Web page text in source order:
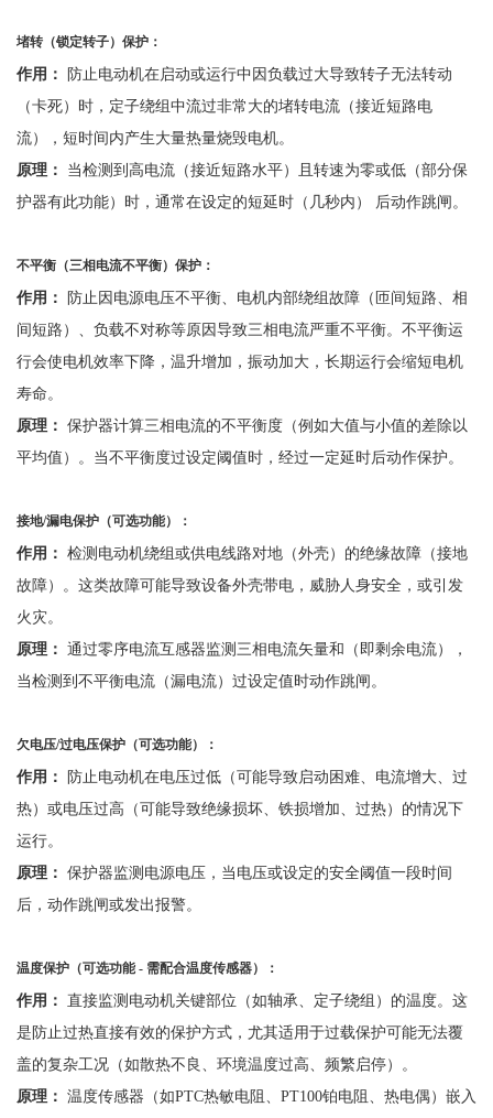
堵转（锁定转子）保护：
作用：
防止电动机在启动或运行中因负载过大导致转子无法转动
（卡死）时，定子绕组中流过非常大的堵转电流（接近短路电
流），短时间内产生大量热量烧毁电机。
原理：
当检测到高电流（接近短路水平）且转速为零或低（部分保
护器有此功能）时，通常在设定的短延时（几秒内）
后动作跳闸。
不平衡（三相电流不平衡）保护：
作用：
防止因电源电压不平衡、电机内部绕组故障（匝间短路、相
间短路）、负载不对称等原因导致三相电流严重不平衡。不平衡运
行会使电机效率下降，温升增加，振动加大，长期运行会缩短电机
寿命。
原理： 保护器计算三相电流的不平衡度（例如大值与小值的差除以
平均值）。当不平衡度过设定阈值时，经过一定延时后动作保护。
接地/漏电保护（可选功能）：
作用： 检测电动机绕组或供电线路对地（外壳）的绝缘故障（接地
故障）。这类故障可能导致设备外壳带电，威胁人身安全，或引发
火灾。
原理： 通过零序电流互感器监测三相电流矢量和（即剩余电流），
当检测到不平衡电流（漏电流）过设定值时动作跳闸。
欠电压/过电压保护（可选功能）：
作用：
防止电动机在电压过低（可能导致启动困难、电流增大、过
热）或电压过高（可能导致绝缘损坏、铁损增加、过热）的情况下
运行。
原理： 保护器监测电源电压，当电压或设定的安全阈值一段时间
后，动作跳闸或发出报警。
温度保护（可选功能 - 需配合温度传感器）：
作用： 直接监测电动机关键部位（如轴承、定子绕组）的温度。这
是防止过热直接有效的保护方式，尤其适用于过载保护可能无法覆
盖的复杂工况（如散热不良、环境温度过高、频繁启停）。
原理： 温度传感器（如PTC热敏电阻、PT100铂电阻、热电偶）嵌入